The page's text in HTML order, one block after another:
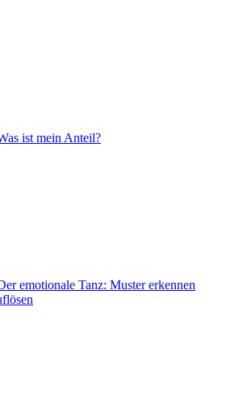
ist mein Anteil?
emotionale Tanz: Muster erkennen